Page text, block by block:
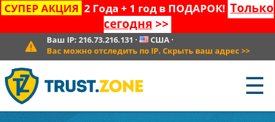
СУПЕР АКЦИЯ 2 Года + 1 год в ПОДАРОК! Только
сегодня >>
Ваш IP: 216.73.216.131 · США·
Вас можно отследить по IP. Скрыть ваш адрес >>
☰